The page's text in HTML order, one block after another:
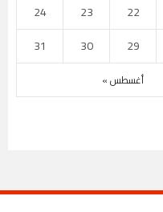
أغسطس »
22
23
24
29
30
31